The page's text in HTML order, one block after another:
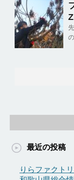
最近の投稿
りらファクト